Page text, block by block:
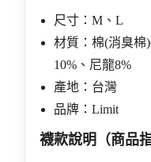
尺寸：M、L
材質：棉(消臭棉
10%、尼龍8%
產地：台灣
品牌：Limit
襪款說明（商品指